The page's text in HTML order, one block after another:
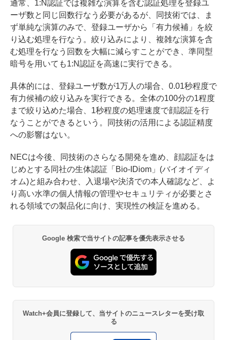
通常、1:N認証では複雑な演算を含む認証処理を登録ユ
ーザ数と同じ回数行なう必要があるが、同技術では、ま
ず単純な演算のみで、登録ユーザから「有力候補」を絞
り込む処理を行なう。絞り込みにより、複雑な演算を含
む処理を行なう回数を大幅に減らすことができ、準同型
暗号を用いても1:N認証を高速に実行できる。
具体的には、登録ユーザ数が1万人の場合、0.01秒程度で
有力候補の絞り込みを実行できる。全体の100分の1程度
まで絞り込めた場合、1秒程度の処理速度で顔認証を行
なうことができるという。同技術の活用による認証精度
への影響はない。
NECは今後、同技術のさらなる開発を進め、顔認証をは
じめとする同社の生体認証「Bio-IDiom」(バイオイディ
オム)と組み合わせ、入退場や決済での本人確認など、よ
り高い水準の個人情報の管理やセキュリティが必要とさ
れる領域での製品化に向け、実現性の検証を進める。
Google 検索で当サイトの記事を優先表示させる
Watch+会員に登録して、当サイトのニュースレターを受け取
る